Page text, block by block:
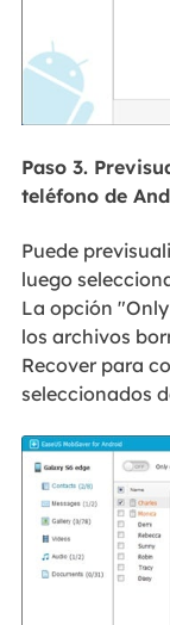
Paso 3.
teléfono de
Puede
luego
La opción
los archivos
Recover para
seleccionados